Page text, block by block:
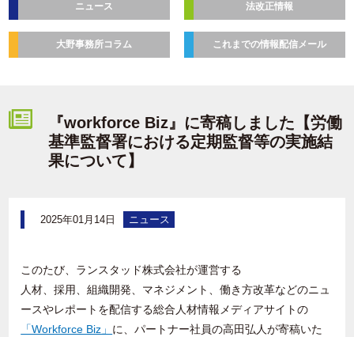
ニュース 法改正情報
大野事務所コラム これまでの情報配信メール
『workforce Biz』に寄稿しました【労働
基準監督署における定期監督等の実施結
果について】
2025年01月14日 ニュース
このたび、ランスタッド株式会社が運営する
人材、採用、組織開発、マネジメント、働き方改革などのニュ
ースやレポートを配信する総合人材情報メディアサイトの
「Workforce Biz」 に、パートナー社員の高田弘人が寄稿いた